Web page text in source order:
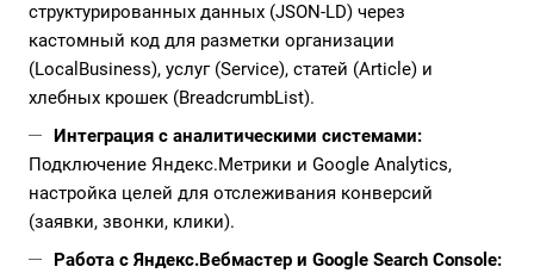
структурированных данных (JSON-LD) через
кастомный код для разметки организации
(LocalBusiness), услуг (Service), статей (Article) и
хлебных крошек (BreadcrumbList).
Интеграция с аналитическими системами:
Подключение Яндекс.Метрики и Google Analytics,
настройка целей для отслеживания конверсий
(заявки, звонки, клики).
Работа с Яндекс.Вебмастер и Google Search Console: